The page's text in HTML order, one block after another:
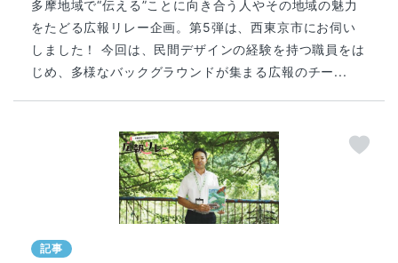
多摩地域で“伝える”ことに向き合う人やその地域の魅力
をたどる広報リレー企画。第5弾は、西東京市にお伺い
しました！ 今回は、民間デザインの経験を持つ職員をは
じめ、多様なバックグラウンドが集まる広報のチー...
記事